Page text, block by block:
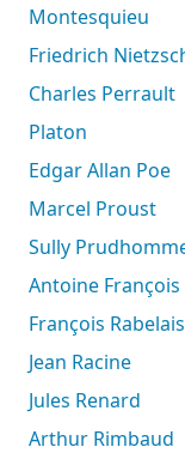
Montesquieu
Friedrich
Charles Perrault
Platon
Edgar Allan Poe
Marcel Proust
Sully
Antoine
François Rabelais
Jean Racine
Jules Renard
Arthur Rimbaud